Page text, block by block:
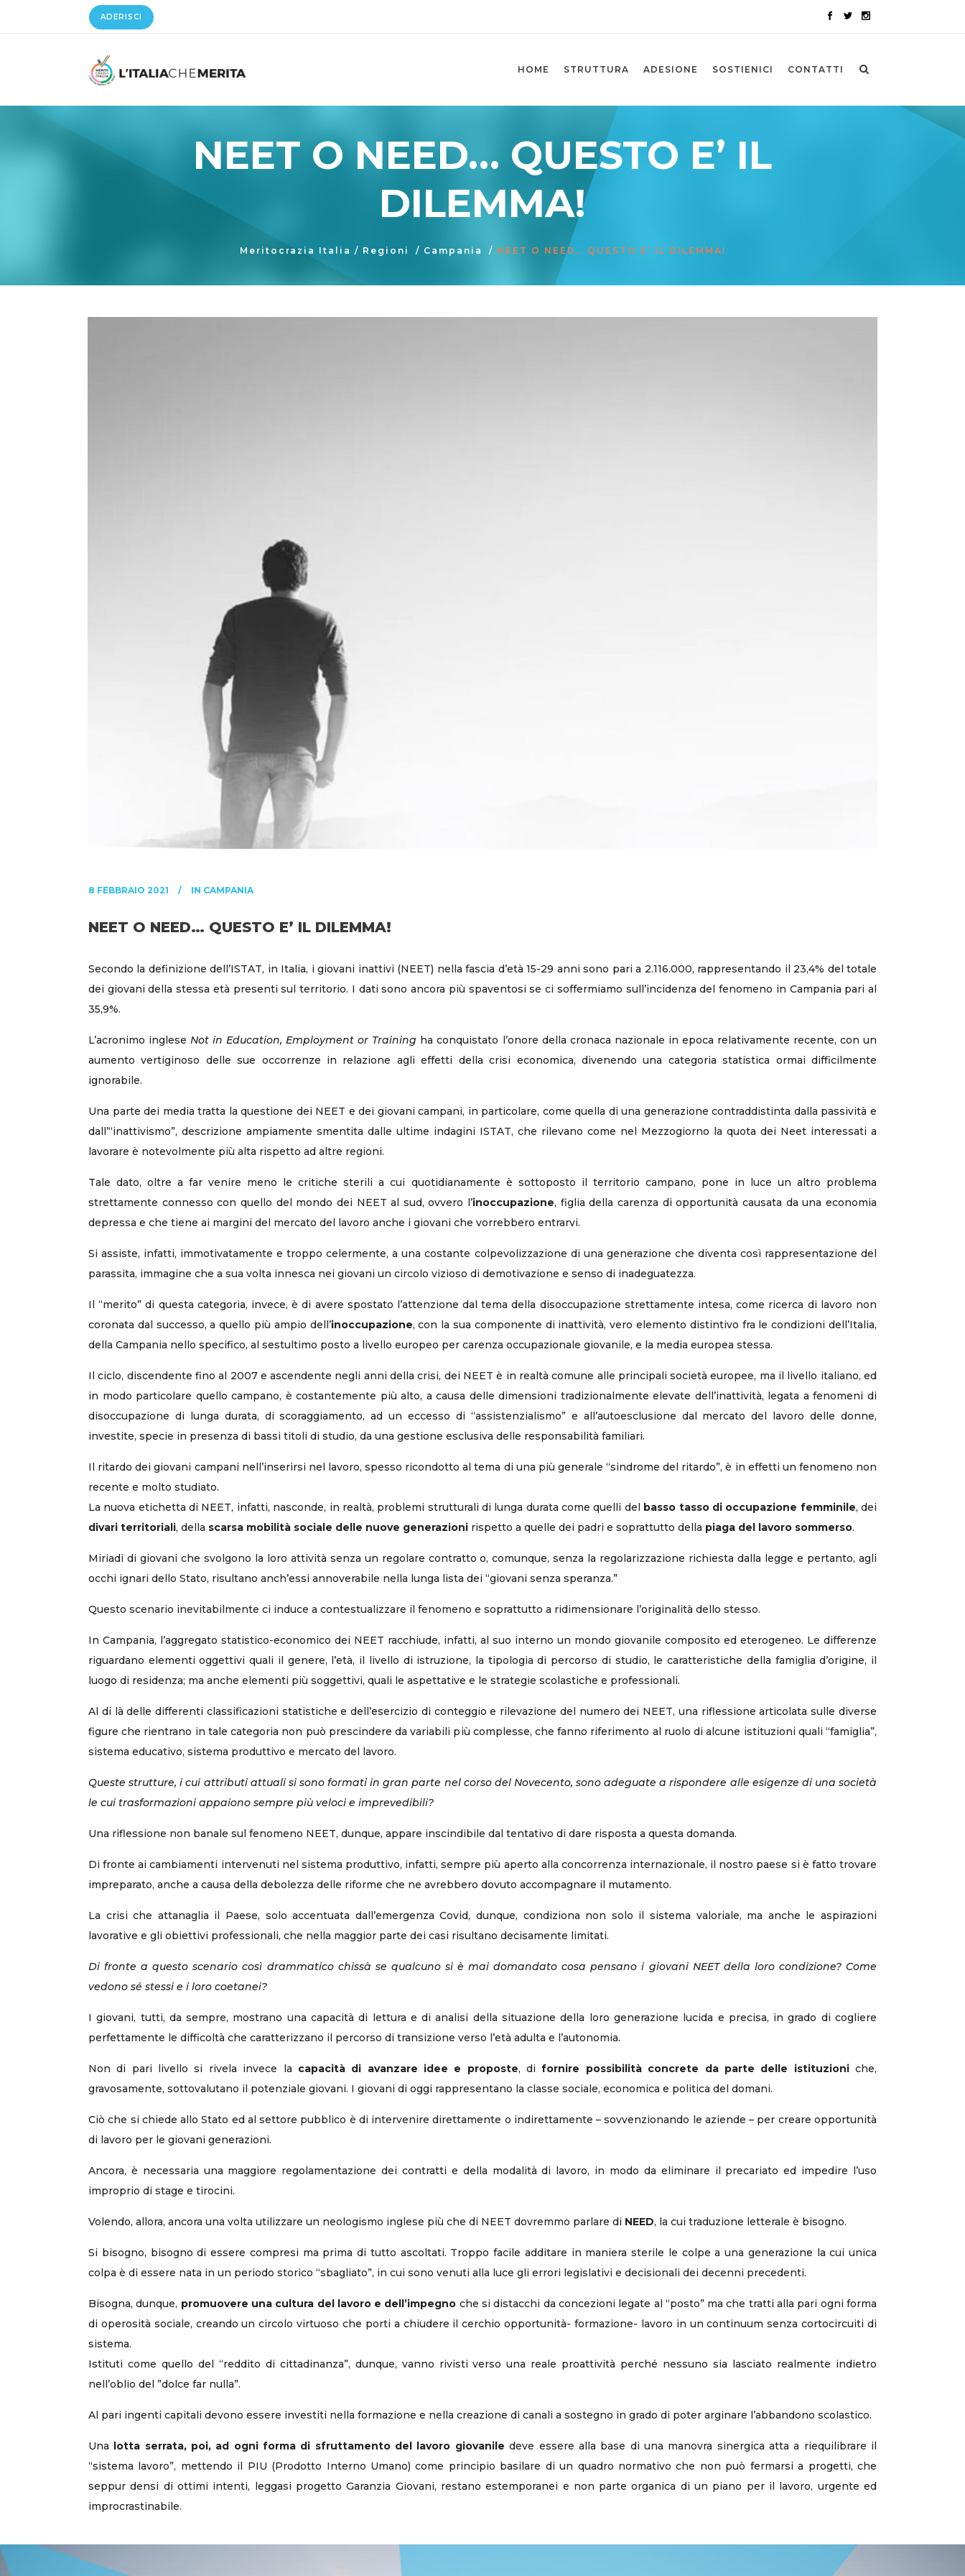
ADERISCI
HOME STRUTTURA ADESIONE SOSTIENICI CONTATTI
NEET O NEED… QUESTO E’ IL
DILEMMA!
Meritocrazia Italia / Regioni / Campania / NEET O NEED… QUESTO E’ IL DILEMMA!
8 FEBBRAIO 2021 IN CAMPANIA
NEET O NEED… QUESTO E’ IL DILEMMA!
Secondo la definizione dell’ISTAT, in Italia, i giovani inattivi (NEET) nella fascia d’età 15-29 anni sono pari a 2.116.000, rappresentando il 23,4% del totale
dei giovani della stessa età presenti sul territorio. I dati sono ancora più spaventosi se ci soffermiamo sull’incidenza del fenomeno in Campania pari al
35,9%.
L’acronimo ingleseNot in Education, Employment or Training ha conquistato l’onore della cronaca nazionale in epoca relativamente recente, con un
aumento vertiginoso delle sue occorrenze in relazione agli effetti della crisi economica, divenendo una categoria statistica ormai difficilmente
ignorabile.
Una parte dei media tratta la questione dei NEET e dei giovani campani, in particolare, come quella di una generazione contraddistinta dalla passività e
dall’“inattivismo”, descrizione ampiamente smentita dalle ultime indagini ISTAT, che rilevano come nel Mezzogiorno la quota dei Neet interessati a
lavorare è notevolmente più alta rispetto ad altre regioni.
Tale dato, oltre a far venire meno le critiche sterili a cui quotidianamente è sottoposto il territorio campano, pone in luce un altro problema
strettamente connesso con quello del mondo dei NEET al sud, ovvero l’inoccupazione, figlia della carenza di opportunità causata da una economia
depressa e che tiene ai margini del mercato del lavoro anche i giovani che vorrebbero entrarvi.
Si assiste, infatti, immotivatamente e troppo celermente, a una costante colpevolizzazione di una generazione che diventa così rappresentazione del
parassita, immagine che a sua volta innesca nei giovani un circolo vizioso di demotivazione e senso di inadeguatezza.
Il “merito” di questa categoria, invece, è di avere spostato l’attenzione dal tema della disoccupazione strettamente intesa, come ricerca di lavoro non
coronata dal successo, a quello più ampio dell’inoccupazione, con la sua componente di inattività, vero elemento distintivo fra le condizioni dell’Italia,
della Campania nello specifico, al sestultimo posto a livello europeo per carenza occupazionale giovanile, e la media europea stessa.
Il ciclo, discendente fino al 2007 e ascendente negli anni della crisi, dei NEET è in realtà comune alle principali società europee, ma il livello italiano, ed
in modo particolare quello campano, è costantemente più alto, a causa delle dimensioni tradizionalmente elevate dell’inattività, legata a fenomeni di
disoccupazione di lunga durata, di scoraggiamento, ad un eccesso di “assistenzialismo” e all’autoesclusione dal mercato del lavoro delle donne,
investite, specie in presenza di bassi titoli di studio, da una gestione esclusiva delle responsabilità familiari.
Il ritardo dei giovani campani nell’inserirsi nel lavoro, spesso ricondotto al tema di una più generale “sindrome del ritardo”, è in effetti un fenomeno non
recente e molto studiato.
La nuova etichetta di NEET, infatti, nasconde, in realtà, problemi strutturali di lunga durata come quelli del basso tasso di occupazione femminile, dei
divari territoriali, della scarsa mobilità sociale delle nuove generazioni rispetto a quelle dei padri e soprattutto della piaga del lavoro sommerso.
Miriadi di giovani che svolgono la loro attività senza un regolare contratto o, comunque, senza la regolarizzazione richiesta dalla legge e pertanto, agli
occhi ignari dello Stato, risultano anch’essi annoverabile nella lunga lista dei “giovani senza speranza.”
Questo scenario inevitabilmente ci induce a contestualizzare il fenomeno e soprattutto a ridimensionare l’originalità dello stesso.
In Campania, l’aggregato statistico-economico dei NEET racchiude, infatti, al suo interno un mondo giovanile composito ed eterogeneo. Le differenze
riguardano elementi oggettivi quali il genere, l’età, il livello di istruzione, la tipologia di percorso di studio, le caratteristiche della famiglia d’origine, il
luogo di residenza; ma anche elementi più soggettivi, quali le aspettative e le strategie scolastiche e professionali.
Al di là delle differenti classificazioni statistiche e dell’esercizio di conteggio e rilevazione del numero dei NEET, una riflessione articolata sulle diverse
figure che rientrano in tale categoria non può prescindere da variabili più complesse, che fanno riferimento al ruolo di alcune istituzioni quali “famiglia”,
sistema educativo, sistema produttivo e mercato del lavoro.
Queste strutture, i cui attributi attuali si sono formati in gran parte nel corso del Novecento, sono adeguate a rispondere alle esigenze di una società
le cui trasformazioni appaiono sempre più veloci e imprevedibili?
Una riflessione non banale sul fenomeno NEET, dunque, appare inscindibile dal tentativo di dare risposta a questa domanda.
Di fronte ai cambiamenti intervenuti nel sistema produttivo, infatti, sempre più aperto alla concorrenza internazionale, il nostro paese si è fatto trovare
impreparato, anche a causa della debolezza delle riforme che ne avrebbero dovuto accompagnare il mutamento.
La crisi che attanaglia il Paese, solo accentuata dall’emergenza Covid, dunque, condiziona non solo il sistema valoriale, ma anche le aspirazioni
lavorative e gli obiettivi professionali, che nella maggior parte dei casi risultano decisamente limitati.
Di fronte a questo scenario così drammatico chissà se qualcuno si è mai domandato cosa pensano i giovani NEET della loro condizione? Come
vedono sé stessi e i loro coetanei?
I giovani, tutti, da sempre, mostrano una capacità di lettura e di analisi della situazione della loro generazione lucida e precisa, in grado di cogliere
perfettamente le difficoltà che caratterizzano il percorso di transizione verso l’età adulta e l’autonomia.
Non di pari livello si rivela invece la capacità di avanzare idee e proposte, difornire possibilità concrete da parte delle istituzioniche,
gravosamente, sottovalutano il potenziale giovani. I giovani di oggi rappresentano la classe sociale, economica e politica del domani.
Ciò che si chiede allo Stato ed al settore pubblico è di intervenire direttamente o indirettamente – sovvenzionando le aziende – per creare opportunità
di lavoro per le giovani generazioni.
Ancora, è necessaria una maggiore regolamentazione dei contratti e della modalità di lavoro, in modo da eliminare il precariato ed impedire l’uso
improprio di stage e tirocini.
Volendo, allora, ancora una volta utilizzare un neologismo inglese più che di NEET dovremmo parlare di NEED, la cui traduzione letterale è bisogno.
Si bisogno, bisogno di essere compresi ma prima di tutto ascoltati. Troppo facile additare in maniera sterile le colpe a una generazione la cui unica
colpa è di essere nata in un periodo storico “sbagliato”, in cui sono venuti alla luce gli errori legislativi e decisionali dei decenni precedenti.
Bisogna, dunque, promuovere una cultura del lavoro e dell’impegno che si distacchi da concezioni legate al “posto” ma che tratti alla pari ogni forma
di operosità sociale, creando un circolo virtuoso che porti a chiudere il cerchio opportunità- formazione- lavoro in un continuum senza cortocircuiti di
sistema.
Istituti come quello del “reddito di cittadinanza”, dunque, vanno rivisti verso una reale proattività perché nessuno sia lasciato realmente indietro
nell’oblio del ”dolce far nulla”.
Al pari ingenti capitali devono essere investiti nella formazione e nella creazione di canali a sostegno in grado di poter arginare l’abbandono scolastico.
Una lotta serrata, poi, ad ogni forma di sfruttamento del lavoro giovanile deve essere alla base di una manovra sinergica atta a riequilibrare il
“sistema lavoro”, mettendo il PIU (Prodotto Interno Umano) come principio basilare di un quadro normativo che non può fermarsi a progetti, che
seppur densi di ottimi intenti, leggasi progetto Garanzia Giovani, restano estemporanei e non parte organica di un piano per il lavoro, urgente ed
improcrastinabile.